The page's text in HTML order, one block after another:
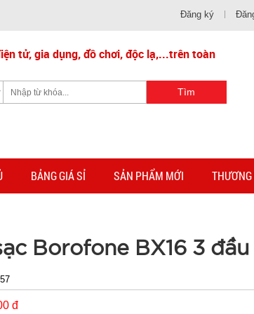
Đăng ký
tử, gia dụng, đồ chơi, độc lạ,...trên toàn
BẢNG GIÁ SỈ SẢN PHẨM MỚI
Borofone BX16 3 đầu
đ